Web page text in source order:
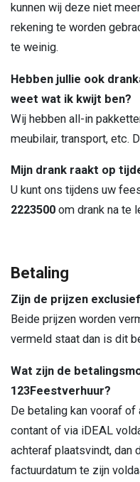
kunnen wij deze niet
rekening te worden
te weinig.
Hebben jullie ook
weet wat ik kwijt ben?
Wij hebben all-in
meubilair, transport, etc.
Mijn drank raakt op
U kunt ons tijdens uw
2223500 om drank na te
Betaling
Zijn de prijzen
Beide prijzen worden
vermeld staat dan is dit
Wat zijn de
123Feestverhuur?
De betaling kan vooraf
contant of via iDEAL
achteraf plaatsvindt, dan
factuurdatum te zijn